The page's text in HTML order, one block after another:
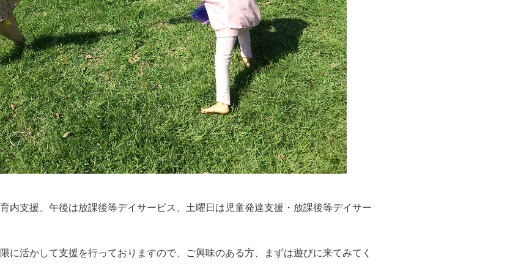
内支援、午後は放課後等デイサービス、土曜日は児童発達支援・放課後等デイサー
に活かして支援を行っておりますので、ご興味のある方、まずは遊びに来てみてく